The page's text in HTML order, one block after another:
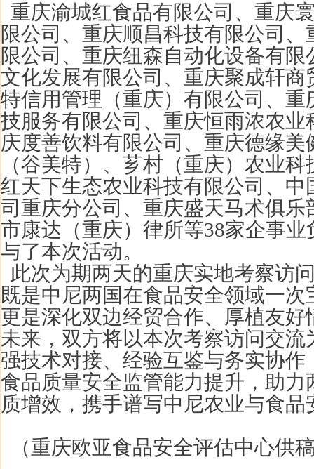
重庆渝城红食品有限公司、重庆
限公司、重庆顺昌科技有限公司
限公司、重庆纽森自动化设备有
文化发展有限公司、重庆聚成轩商
特信用管理（重庆）有限公司、 重
技服务有限公司、 重庆恒雨浓农业
庆度善饮料有限公司、重庆德缘美
（谷美特）、芗村（重庆）农业
红天下生态农业科技有限公司 、中
司重庆分公司、重庆盛天马术俱乐
市康达（重庆）律所等38家企事业
与了本次活动。
此次为期两天的重庆实地考察访
既是中尼两国在食品安全领域一
更是深化双边经贸合作、厚植友好
未来，双方将以本次考察访问交流
强技术对接、经验互鉴与务实协作
食品质量安全监管能力提升，助力
质增效，携手谱写中尼农业与食
（重庆欧亚食品安全评估中心供